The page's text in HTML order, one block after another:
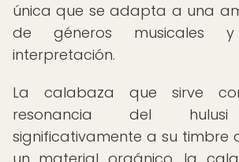
única que se adapta a una
de géneros musicales
interpretación.
La calabaza que sirve
resonancia del hulusi
significativamente a su timbre